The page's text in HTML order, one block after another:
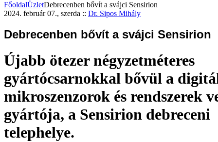
FőoldalÜzletDebrecenben bővít a svájci Sensirion
2024. február 07., szerda :: Dr. Sipos Mihály
Debrecenben bővít a svájci Sensirion
Újabb ötezer négyzetméteres
gyártócsarnokkal bővül a
mikroszenzorok és rendszerek
gyártója, a Sensirion debreceni
telephelye.